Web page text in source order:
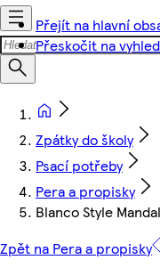
Přejít na hlavní
Přeskočit na
Zpátky do školy
Psací potřeby
Pera a propisky
Blanco Style
Zpět na Pera a propisky